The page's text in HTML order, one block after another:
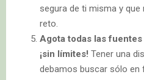
segura de ti misma y
reto.
Agota todas las
¡sin límites! Tener una
debamos buscar sólo en